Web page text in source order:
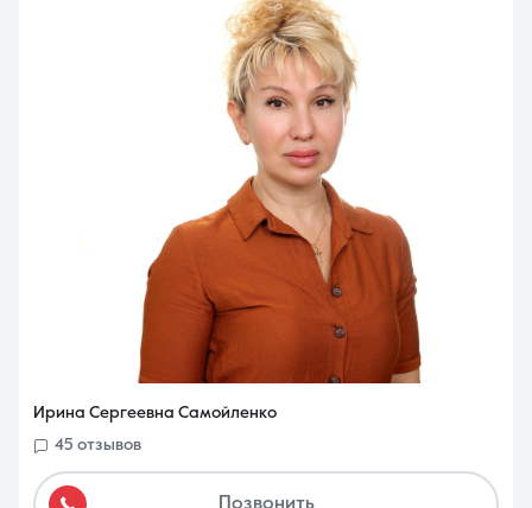
Ирина Сергеевна Самойленко
45 отзывов